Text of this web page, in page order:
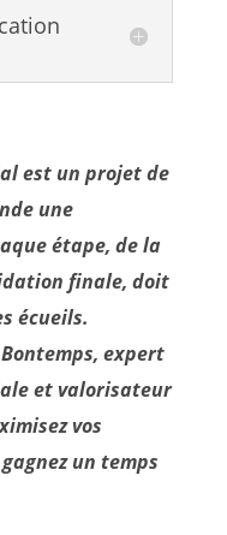
est un projet de
une
étape, de la
finale, doit
écueils.
expert
et valorisateur
vos
un temps